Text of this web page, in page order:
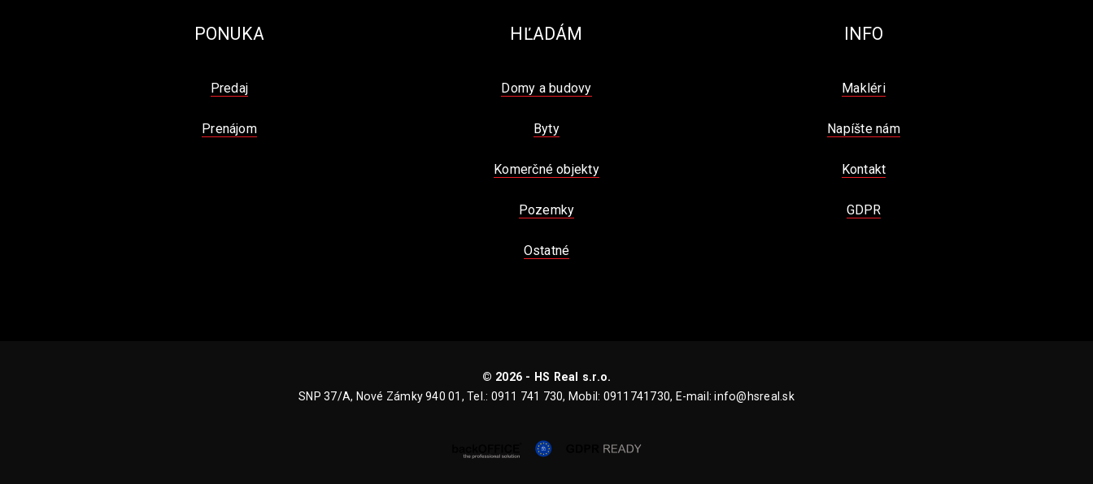
PONUKA
Predaj
Prenájom
HĽADÁM
Domy a budovy
Byty
Komerčné objekty
Pozemky
Ostatné
INFO
Makléri
Napíšte nám
Kontakt
GDPR
© 2026 - HS Real s.r.o.
SNP 37/A, Nové Zámky 940 01, Tel.: 0911 741 730, Mobil: 0911741730, E-mail: info@hsreal.sk